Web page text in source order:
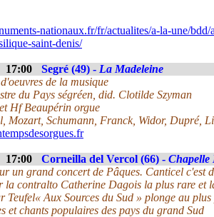
nationaux.fr/fr/actualites/a-la-une/
saint-denis/
17:00 Segré (49) - La Madeleine
de la musique
du Pays ségréen, did. Clotilde Szyman
Hf Beaupérin orgue
Mozart, Schumann, Franck, Widor, Dupré,
17:00 Corneilla del Vercol (66) - Chapelle
un grand concert de Pâques. Canticel c'est
la contralto Catherine Dagois la plus rare et
Teufel« Aux Sources du Sud » plonge au
et chants populaires des pays du grand Sud